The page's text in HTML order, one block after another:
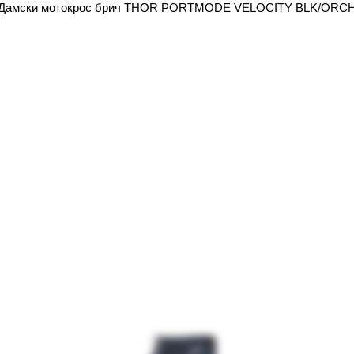
мотокрос брич THOR PORTMODE VELOCITY BLK/